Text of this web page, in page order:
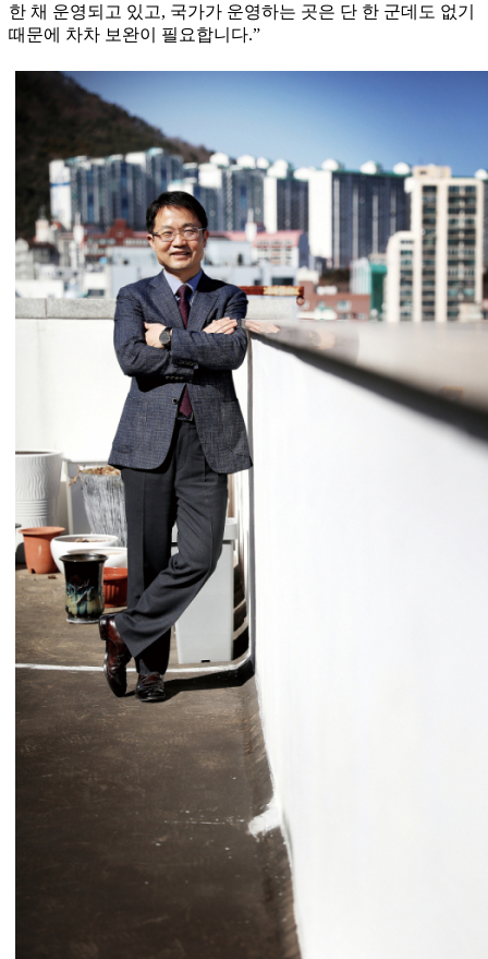
한 채 운영되고 있고, 국가가 운영하는 곳은 단 한 군데도 없기
때문에 차차 보완이 필요합니다.”